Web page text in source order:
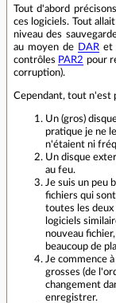
Tout d'abord
ces logiciels. Tout
niveau des
au moyen de
DAR et
contrôles PAR2 pour
corruption).
Cependant, tout n'est
Un (gros)
pratique je ne
n'étaient ni
Un disque
au feu.
Je suis un peu
fichiers qui
toutes les deux
logiciels
nouveau
beaucoup de
Je commence
grosses (de
changement
enregistrer.